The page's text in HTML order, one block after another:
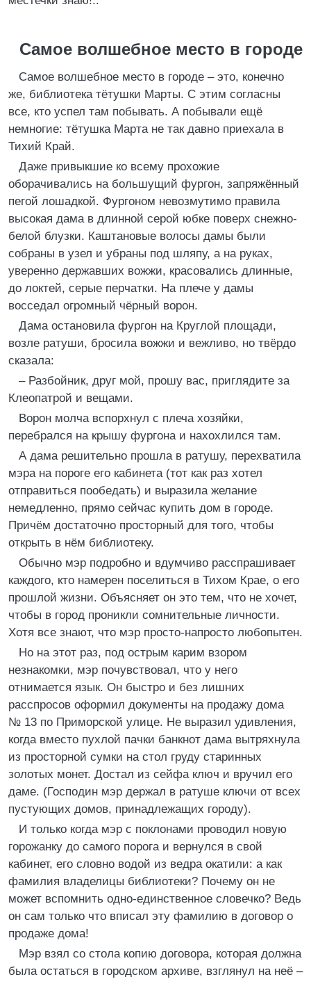
Самое волшебное место в городе
Самое волшебное место в городе – это, конечно
же, библиотека тётушки Марты. С этим согласны
все, кто успел там побывать. А побывали ещё
немногие: тётушка Марта не так давно приехала в
Тихий Край.
Даже привыкшие ко всему прохожие
оборачивались на большущий фургон, запряжённый
пегой лошадкой. Фургоном невозмутимо правила
высокая дама в длинной серой юбке поверх снежно-
белой блузки. Каштановые волосы дамы были
собраны в узел и убраны под шляпу, а на руках,
уверенно державших вожжи, красовались длинные,
до локтей, серые перчатки. На плече у дамы
восседал огромный чёрный ворон.
Дама остановила фургон на Круглой площади,
возле ратуши, бросила вожжи и вежливо, но твёрдо
сказала:
– Разбойник, друг мой, прошу вас, приглядите за
Клеопатрой и вещами.
Ворон молча вспорхнул с плеча хозяйки,
перебрался на крышу фургона и нахохлился там.
А дама решительно прошла в ратушу, перехватила
мэра на пороге его кабинета (тот как раз хотел
отправиться пообедать) и выразила желание
немедленно, прямо сейчас купить дом в городе.
Причём достаточно просторный для того, чтобы
открыть в нём библиотеку.
Обычно мэр подробно и вдумчиво расспрашивает
каждого, кто намерен поселиться в Тихом Крае, о его
прошлой жизни. Объясняет он это тем, что не хочет,
чтобы в город проникли сомнительные личности.
Хотя все знают, что мэр просто-напросто любопытен.
Но на этот раз, под острым карим взором
незнакомки, мэр почувствовал, что у него
отнимается язык. Он быстро и без лишних
расспросов оформил документы на продажу дома
№ 13 по Приморской улице. Не выразил удивления,
когда вместо пухлой пачки банкнот дама вытряхнула
из просторной сумки на стол груду старинных
золотых монет. Достал из сейфа ключ и вручил его
даме. (Господин мэр держал в ратуше ключи от всех
пустующих домов, принадлежащих городу).
И только когда мэр с поклонами проводил новую
горожанку до самого порога и вернулся в свой
кабинет, его словно водой из ведра окатили: а как
фамилия владелицы библиотеки? Почему он не
может вспомнить одно-единственное словечко? Ведь
он сам только что вписал эту фамилию в договор о
продаже дома!
Мэр взял со стола копию договора, которая должна
была остаться в городском архиве, взглянул на неё –